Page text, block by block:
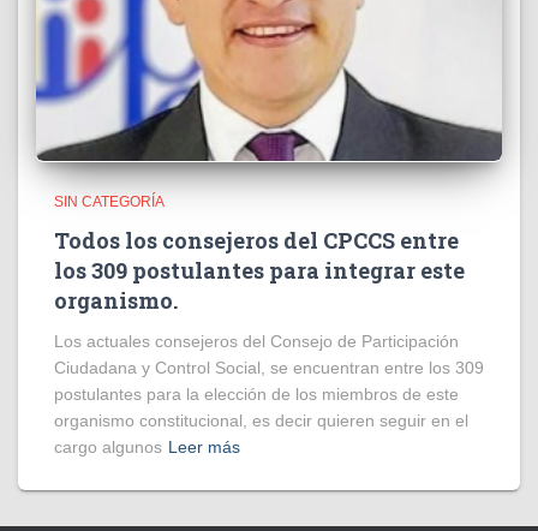
SIN CATEGORÍA
Todos los consejeros del CPCCS entre
los 309 postulantes para integrar este
organismo.
Los actuales consejeros del Consejo de Participación
Ciudadana y Control Social, se encuentran entre los 309
postulantes para la elección de los miembros de este
organismo constitucional, es decir quieren seguir en el
cargo algunos Leer más